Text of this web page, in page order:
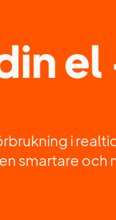
el
i
smartare och